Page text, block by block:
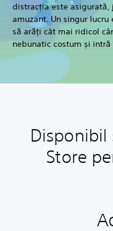
distracția este asigurată,
amuzant. Un singur
să arăți cât mai ridicol
nebunatic costum și
Disponibil
Store